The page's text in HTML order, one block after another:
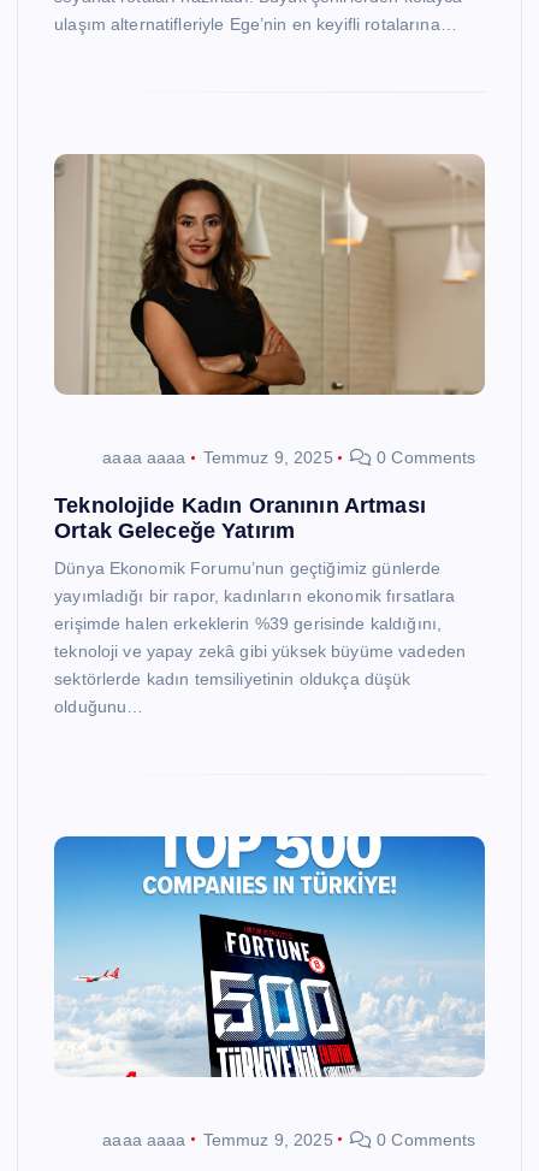
ulaşım alternatifleriyle Ege’nin en keyifli rotalarına…
aaaa aaaa Temmuz 9, 2025 0 Comments
Teknolojide Kadın Oranının Artması
Ortak Geleceğe Yatırım
Dünya Ekonomik Forumu’nun geçtiğimiz günlerde
yayımladığı bir rapor, kadınların ekonomik fırsatlara
erişimde halen erkeklerin %39 gerisinde kaldığını,
teknoloji ve yapay zekâ gibi yüksek büyüme vadeden
sektörlerde kadın temsiliyetinin oldukça düşük
olduğunu…
aaaa aaaa Temmuz 9, 2025 0 Comments